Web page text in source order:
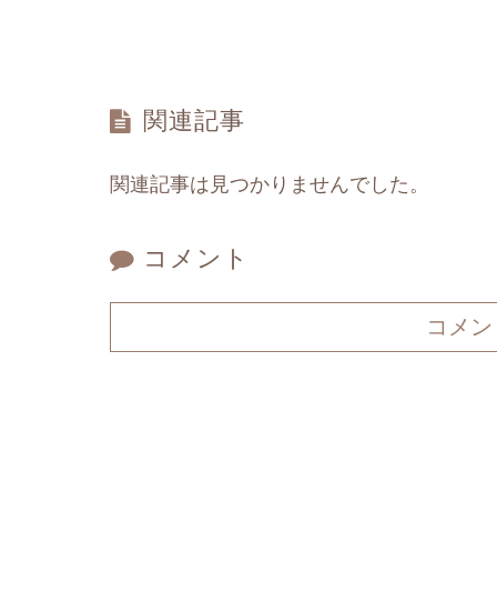
関連記事
関連記事は見つかりませんでした。
コメント
コメ